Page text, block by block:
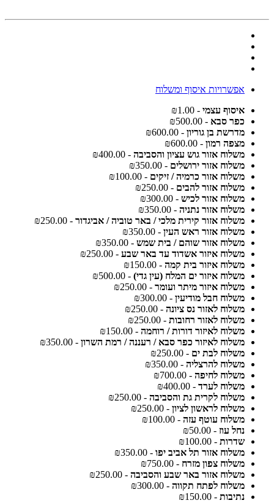
אפשרויות איסוף ומשלוח
איסוף עצמי - ₪1.00
כפר סבא - ₪500.00
מדרשת בן גוריון - ₪600.00
מצפה רמון - ₪600.00
משלוח אזור גוש עציון והסביבה - ₪400.00
משלוח אזור ירושלים - ₪350.00
משלוח אזור כרמיה / זיקים - ₪100.00
משלוח אזור להבים - ₪250.00
משלוח אזור לכיש - ₪300.00
משלוח אזור נתניה - ₪350.00
משלוח אזור קירית מלכי / באר טוביה / אביגדור - ₪250.00
משלוח אזור ראש העין - ₪350.00
משלוח אזור שוהם / בית שמש - ₪350.00
משלוח איזור אשדוד עד באר שבע - ₪250.00
משלוח איזור בית קמה - ₪150.00
משלוח איזור ים המלח (עין גדי) - ₪500.00
משלוח איזור מיתר ועומר - ₪250.00
משלוח חבל מודיעין - ₪300.00
משלוח לאזור נס ציונה - ₪250.00
משלוח לאזור רחובות - ₪250.00
משלוח לאיזור דורות / רוחמה - ₪150.00
משלוח לאיזור כפר סבא / רעננה / רמת השרון - ₪350.00
משלוח לבת ים - ₪250.00
משלוח להרצליה - ₪350.00
משלוח לחיפה - ₪700.00
משלוח לערד - ₪400.00
משלוח לקרית גת והסביבה - ₪250.00
משלוח לראשון לציון - ₪250.00
משלוח עוטף עזה - ₪100.00
נחל עוז - ₪50.00
שדרות - ₪100.00
משלוח אזור תל אביב יפו - ₪350.00
משלוח צפון מזרח - ₪750.00
משלוח אזור באר שבע והסביבה - ₪250.00
משלוח לפתח תקווה - ₪300.00
נתיבות - ₪150.00